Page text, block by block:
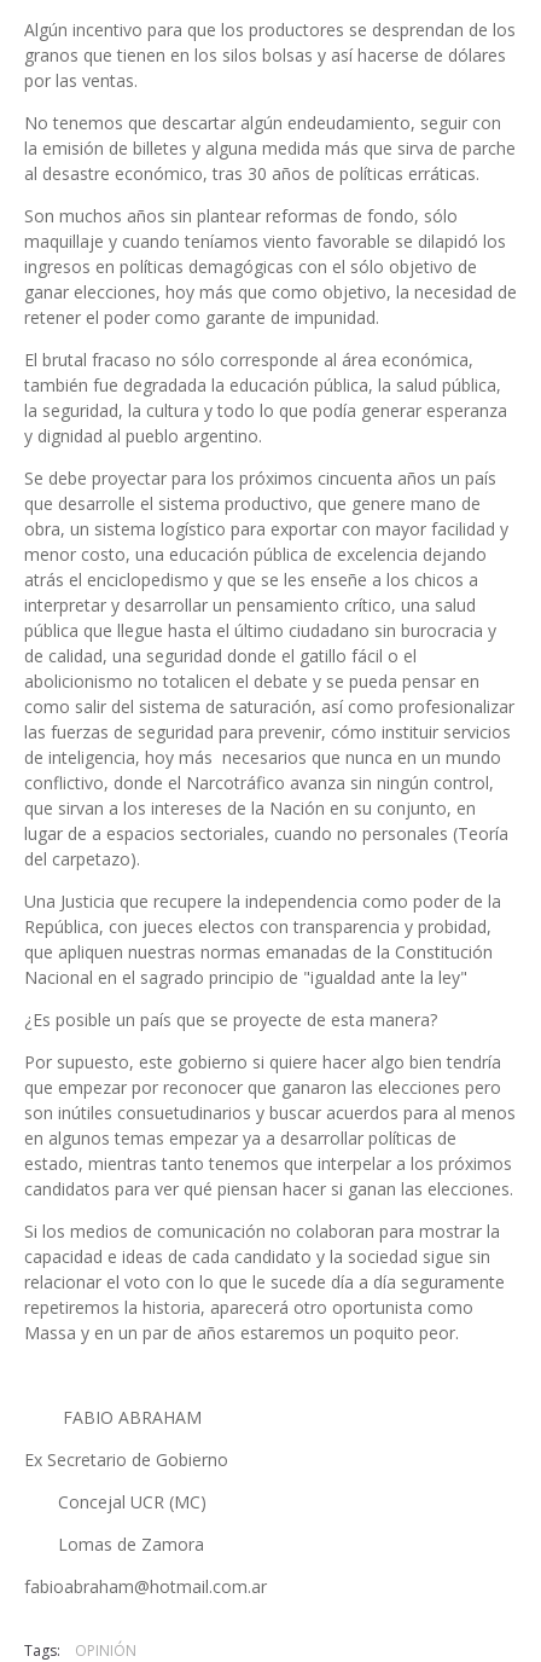
Algún incentivo para que los productores se desprendan de los
granos que tienen en los silos bolsas y así hacerse de dólares
por las ventas.
No tenemos que descartar algún endeudamiento, seguir con
la emisión de billetes y alguna medida más que sirva de parche
al desastre económico, tras 30 años de políticas erráticas.
Son muchos años sin plantear reformas de fondo, sólo
maquillaje y cuando teníamos viento favorable se dilapidó los
ingresos en políticas demagógicas con el sólo objetivo de
ganar elecciones, hoy más que como objetivo, la necesidad de
retener el poder como garante de impunidad.
El brutal fracaso no sólo corresponde al área económica,
también fue degradada la educación pública, la salud pública,
la seguridad, la cultura y todo lo que podía generar esperanza
y dignidad al pueblo argentino.
Se debe proyectar para los próximos cincuenta años un país
que desarrolle el sistema productivo, que genere mano de
obra, un sistema logístico para exportar con mayor facilidad y
menor costo, una educación pública de excelencia dejando
atrás el enciclopedismo y que se les enseñe a los chicos a
interpretar y desarrollar un pensamiento crítico, una salud
pública que llegue hasta el último ciudadano sin burocracia y
de calidad, una seguridad donde el gatillo fácil o el
abolicionismo no totalicen el debate y se pueda pensar en
como salir del sistema de saturación, así como profesionalizar
las fuerzas de seguridad para prevenir, cómo instituir servicios
de inteligencia, hoy más necesarios que nunca en un mundo
conflictivo, donde el Narcotráfico avanza sin ningún control,
que sirvan a los intereses de la Nación en su conjunto, en
lugar de a espacios sectoriales, cuando no personales (Teoría
del carpetazo).
Una Justicia que recupere la independencia como poder de la
República, con jueces electos con transparencia y probidad,
que apliquen nuestras normas emanadas de la Constitución
Nacional en el sagrado principio de "igualdad ante la ley"
¿Es posible un país que se proyecte de esta manera?
Por supuesto, este gobierno si quiere hacer algo bien tendría
que empezar por reconocer que ganaron las elecciones pero
son inútiles consuetudinarios y buscar acuerdos para al menos
en algunos temas empezar ya a desarrollar políticas de
estado, mientras tanto tenemos que interpelar a los próximos
candidatos para ver qué piensan hacer si ganan las elecciones.
Si los medios de comunicación no colaboran para mostrar la
capacidad e ideas de cada candidato y la sociedad sigue sin
relacionar el voto con lo que le sucede día a día seguramente
repetiremos la historia, aparecerá otro oportunista como
Massa y en un par de años estaremos un poquito peor.
FABIO ABRAHAM
Ex Secretario de Gobierno
Concejal UCR (MC)
Lomas de Zamora
fabioabraham@hotmail.com.ar
Tags: OPINIÓN